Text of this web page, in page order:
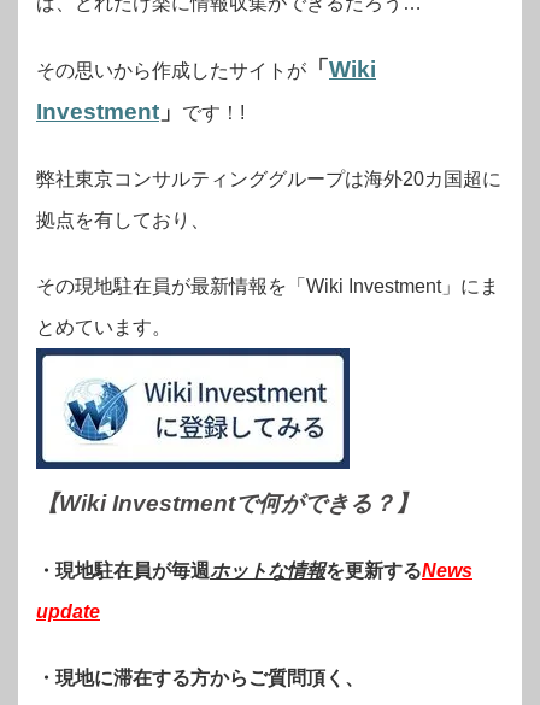
その思いから作成したサイトが 「Wiki
Investment 」 です！!
弊社東京コンサルティンググループは海外20カ国超に
拠点を有しており、
その現地駐在員が最新情報を「Wiki Investment」にま
とめています。
【Wiki Investmentで何ができる？ 】
・現地駐在員が毎週ホットな情報を更新するNews
update
・現地に滞在する方からご質問頂く、